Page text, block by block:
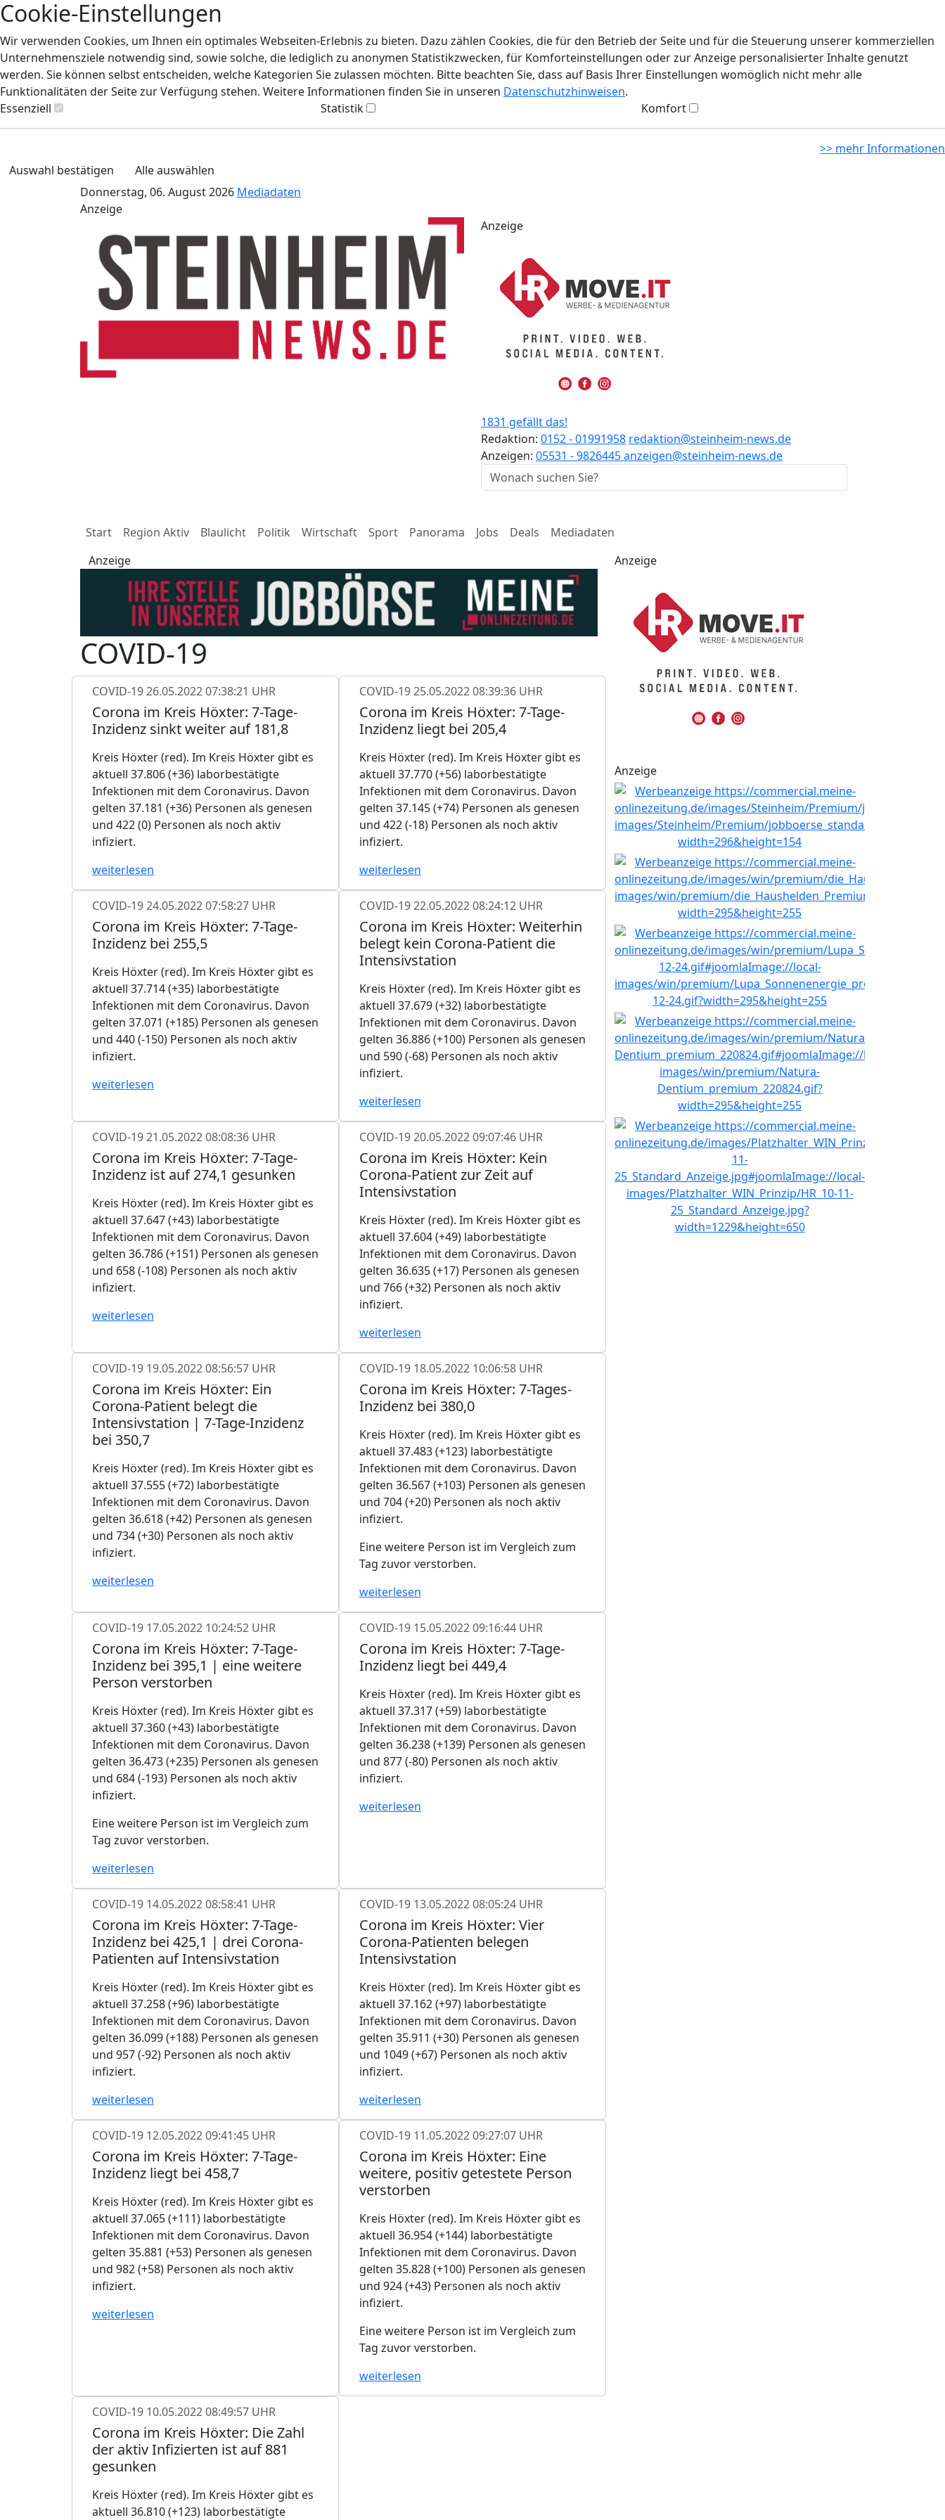
Cookie-Einstellungen
Wir verwenden Cookies, um Ihnen ein optimales Webseiten-Erlebnis zu bieten. Dazu zählen Cookies, die für den Betrieb der Seite und für die Steuerung unserer kommerziellen
Unternehmensziele notwendig sind, sowie solche, die lediglich zu anonymen Statistikzwecken, für Komforteinstellungen oder zur Anzeige personalisierter Inhalte genutzt
werden. Sie können selbst entscheiden, welche Kategorien Sie zulassen möchten. Bitte beachten Sie, dass auf Basis Ihrer Einstellungen womöglich nicht mehr alle
Funktionalitäten der Seite zur Verfügung stehen. Weitere Informationen finden Sie in unseren Datenschutzhinweisen.
Essenziell
Statistik Komfort
>> mehr Informationen
Auswahl bestätigen
Alle auswählen
Donnerstag, 06. August 2026 Mediadaten
Anzeige
Anzeige
1831 gefällt das!
Redaktion: 0152 - 01991958 redaktion@steinheim-news.de
Anzeigen: 05531 - 9826445anzeigen@steinheim-news.de
Start Region Aktiv Blaulicht Politik Wirtschaft Sport Panorama Jobs Deals
Mediadaten
Anzeige
COVID-19
COVID-1926.05.2022 07:38:21 UHR
Corona im Kreis Höxter: 7-Tage-
Inzidenz sinkt weiter auf 181,8
Kreis Höxter (red). Im Kreis Höxter gibt es
aktuell 37.806 (+36) laborbestätigte
Infektionen mit dem Coronavirus. Davon
gelten 37.181 (+36) Personen als genesen
und 422 (0) Personen als noch aktiv
infiziert.
weiterlesen
COVID-1925.05.2022 08:39:36 UHR
Corona im Kreis Höxter: 7-Tage-
Inzidenz liegt bei 205,4
Kreis Höxter (red). Im Kreis Höxter gibt es
aktuell 37.770 (+56) laborbestätigte
Infektionen mit dem Coronavirus. Davon
gelten 37.145 (+74) Personen als genesen
und 422 (-18) Personen als noch aktiv
infiziert.
weiterlesen
COVID-1924.05.2022 07:58:27 UHR
Corona im Kreis Höxter: 7-Tage-
Inzidenz bei 255,5
Kreis Höxter (red). Im Kreis Höxter gibt es
aktuell 37.714 (+35) laborbestätigte
Infektionen mit dem Coronavirus. Davon
gelten 37.071 (+185) Personen als genesen
und 440 (-150) Personen als noch aktiv
infiziert.
weiterlesen
COVID-1922.05.2022 08:24:12 UHR
Corona im Kreis Höxter: Weiterhin
belegt kein Corona-Patient die
Intensivstation
Kreis Höxter (red). Im Kreis Höxter gibt es
aktuell 37.679 (+32) laborbestätigte
Infektionen mit dem Coronavirus. Davon
gelten 36.886 (+100) Personen als genesen
und 590 (-68) Personen als noch aktiv
infiziert.
weiterlesen
COVID-1921.05.2022 08:08:36 UHR
Corona im Kreis Höxter: 7-Tage-
Inzidenz ist auf 274,1 gesunken
Kreis Höxter (red). Im Kreis Höxter gibt es
aktuell 37.647 (+43) laborbestätigte
Infektionen mit dem Coronavirus. Davon
gelten 36.786 (+151) Personen als genesen
und 658 (-108) Personen als noch aktiv
infiziert.
weiterlesen
COVID-1920.05.2022 09:07:46 UHR
Corona im Kreis Höxter: Kein
Corona-Patient zur Zeit auf
Intensivstation
Kreis Höxter (red). Im Kreis Höxter gibt es
aktuell 37.604 (+49) laborbestätigte
Infektionen mit dem Coronavirus. Davon
gelten 36.635 (+17) Personen als genesen
und 766 (+32) Personen als noch aktiv
infiziert.
weiterlesen
COVID-19 19.05.2022 08:56:57 UHR
Corona im Kreis Höxter: Ein
Corona-Patient belegt die
Intensivstation | 7-Tage-Inzidenz
bei 350,7
Kreis Höxter (red). Im Kreis Höxter gibt es
aktuell 37.555 (+72) laborbestätigte
Infektionen mit dem Coronavirus. Davon
gelten 36.618 (+42) Personen als genesen
und 734 (+30) Personen als noch aktiv
infiziert.
weiterlesen
COVID-19 18.05.2022 10:06:58 UHR
Corona im Kreis Höxter: 7-Tages-
Inzidenz bei 380,0
Kreis Höxter (red). Im Kreis Höxter gibt es
aktuell 37.483 (+123) laborbestätigte
Infektionen mit dem Coronavirus. Davon
gelten 36.567 (+103) Personen als genesen
und 704 (+20) Personen als noch aktiv
infiziert.
Eine weitere Person ist im Vergleich zum
Tag zuvor verstorben.
weiterlesen
COVID-19 17.05.2022 10:24:52 UHR
Corona im Kreis Höxter: 7-Tage-
Inzidenz bei 395,1 | eine weitere
Person verstorben
Kreis Höxter (red). Im Kreis Höxter gibt es
aktuell 37.360 (+43) laborbestätigte
Infektionen mit dem Coronavirus. Davon
gelten 36.473 (+235) Personen als genesen
und 684 (-193) Personen als noch aktiv
infiziert.
Eine weitere Person ist im Vergleich zum
Tag zuvor verstorben.
weiterlesen
COVID-19 15.05.2022 09:16:44 UHR
Corona im Kreis Höxter: 7-Tage-
Inzidenz liegt bei 449,4
Kreis Höxter (red). Im Kreis Höxter gibt es
aktuell 37.317 (+59) laborbestätigte
Infektionen mit dem Coronavirus. Davon
gelten 36.238 (+139) Personen als genesen
und 877 (-80) Personen als noch aktiv
infiziert.
weiterlesen
COVID-19 14.05.2022 08:58:41 UHR
Corona im Kreis Höxter: 7-Tage-
Inzidenz bei 425,1 | drei Corona-
Patienten auf Intensivstation
Kreis Höxter (red). Im Kreis Höxter gibt es
aktuell 37.258 (+96) laborbestätigte
Infektionen mit dem Coronavirus. Davon
gelten 36.099 (+188) Personen als genesen
und 957 (-92) Personen als noch aktiv
infiziert.
weiterlesen
COVID-19 13.05.2022 08:05:24 UHR
Corona im Kreis Höxter: Vier
Corona-Patienten belegen
Intensivstation
Kreis Höxter (red). Im Kreis Höxter gibt es
aktuell 37.162 (+97) laborbestätigte
Infektionen mit dem Coronavirus. Davon
gelten 35.911 (+30) Personen als genesen
und 1049 (+67) Personen als noch aktiv
infiziert.
weiterlesen
COVID-19 12.05.2022 09:41:45 UHR
Corona im Kreis Höxter: 7-Tage-
Inzidenz liegt bei 458,7
Kreis Höxter (red). Im Kreis Höxter gibt es
aktuell 37.065 (+111) laborbestätigte
Infektionen mit dem Coronavirus. Davon
gelten 35.881 (+53) Personen als genesen
und 982 (+58) Personen als noch aktiv
infiziert.
weiterlesen
COVID-19 11.05.2022 09:27:07 UHR
Corona im Kreis Höxter: Eine
weitere, positiv getestete Person
verstorben
Kreis Höxter (red). Im Kreis Höxter gibt es
aktuell 36.954 (+144) laborbestätigte
Infektionen mit dem Coronavirus. Davon
gelten 35.828 (+100) Personen als genesen
und 924 (+43) Personen als noch aktiv
infiziert.
Eine weitere Person ist im Vergleich zum
Tag zuvor verstorben.
weiterlesen
COVID-19 10.05.2022 08:49:57 UHR
Corona im Kreis Höxter: Die Zahl
der aktiv Infizierten ist auf 881
gesunken
Kreis Höxter (red). Im Kreis Höxter gibt es
aktuell 36.810 (+123) laborbestätigte
Anzeige
Anzeige